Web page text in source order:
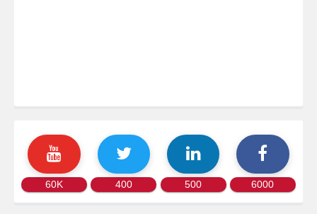
60K 400 500 6000